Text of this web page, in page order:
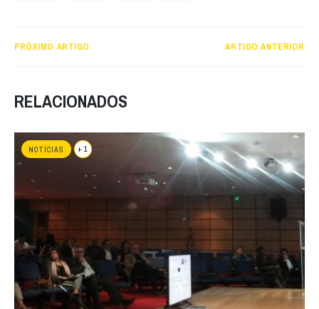
PRÓXIMO ARTIGO ARTIGO ANTERIOR
RELACIONADOS
NOTÍCIAS + 1